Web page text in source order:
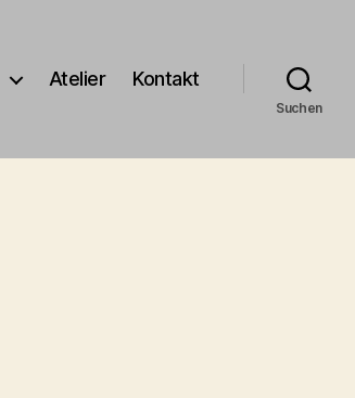
Atelier Kontakt
Suchen